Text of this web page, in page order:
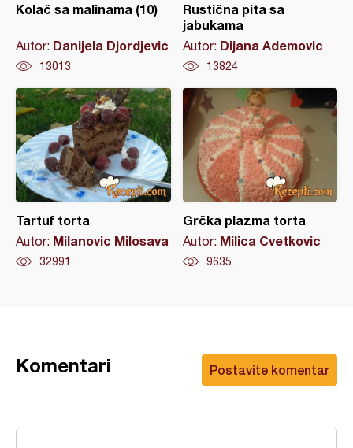
Kolač sa malinama (10)
Autor: Danijela Djordjevic
13013
Rustična pita sa
jabukama
Autor: Dijana Ademovic
13824
Tartuf torta
Autor: Milanovic Milosava
32991
Grčka plazma torta
Autor: Milica Cvetkovic
9635
Postavite komentar
Komentari